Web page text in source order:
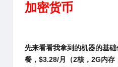
加密货币
先来看看我拿到的机器的基
餐，$3.28/月（2核，2G内存